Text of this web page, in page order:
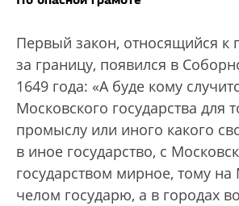
Первый закон, относящийся к
за границу, появился в
1649 года: «А буде кому
Московского государства для
промыслу или иного какого
в иное государство, с
государством мирное, тому на
челом государю, а в городах